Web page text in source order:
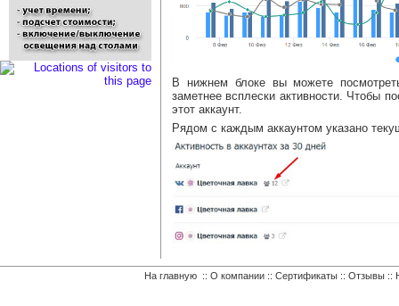
В нижнем блоке вы можете
заметнее всплески активности. Чтобы
этот аккаунт.
Рядом с каждым аккаунтом указано
На главную :: О компании :: Сертификаты :: Отзывы ::